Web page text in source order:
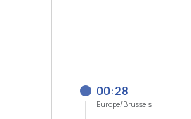
00:28
Europe/Brussels